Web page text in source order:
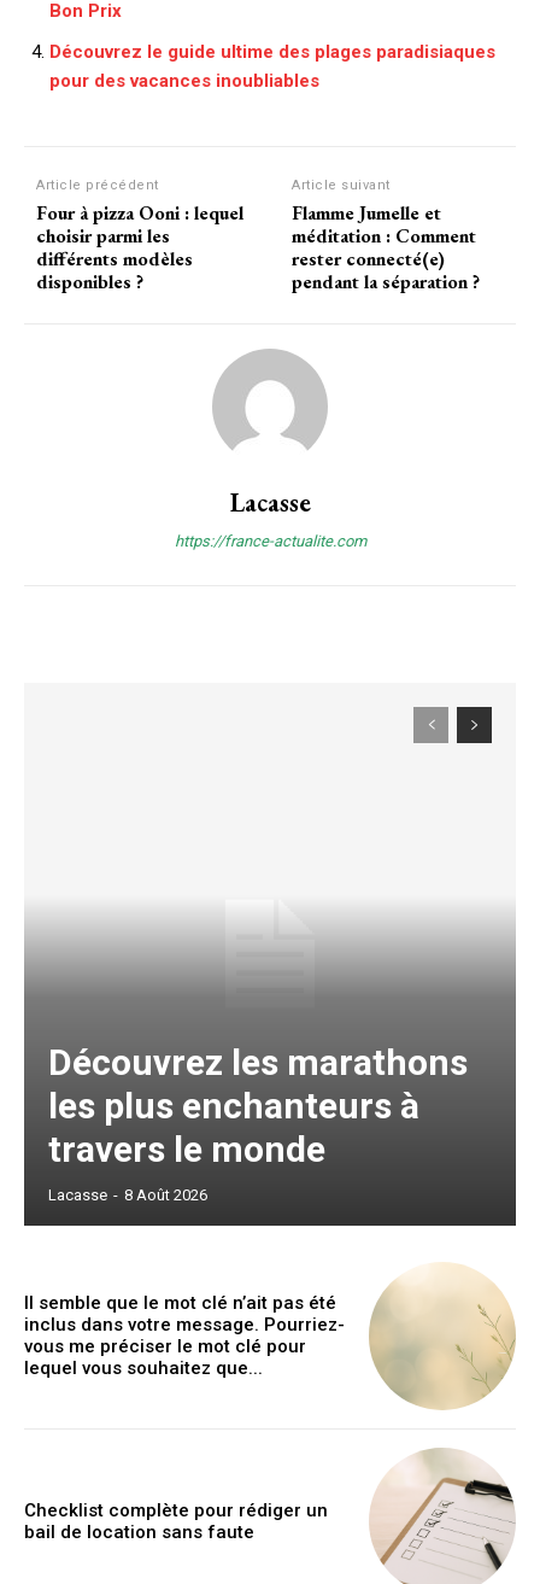
Bon Prix
Découvrez le guide ultime des plages paradisiaques
pour des vacances inoubliables
Article précédent
Four à pizza Ooni : lequel
choisir parmi les
différents modèles
disponibles ?
Article suivant
Flamme Jumelle et
méditation : Comment
rester connecté(e)
pendant la séparation ?
Lacasse
https://france-actualite.com
Découvrez les marathons
les plus enchanteurs à
travers le monde
Lacasse - 8 Août 2026
Il semble que le mot clé n’ait pas été
inclus dans votre message. Pourriez-
vous me préciser le mot clé pour
lequel vous souhaitez que...
Checklist complète pour rédiger un
bail de location sans faute